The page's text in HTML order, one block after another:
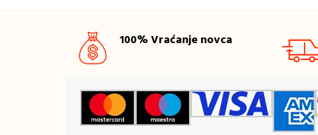
100% Vraćanje novca